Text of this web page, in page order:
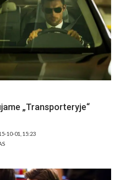
PRINCAS“
Į
KINO
TEATRUS
IR
„Transporteryje“
10-01, 15:23
ĮRAŠE
NAUJAME